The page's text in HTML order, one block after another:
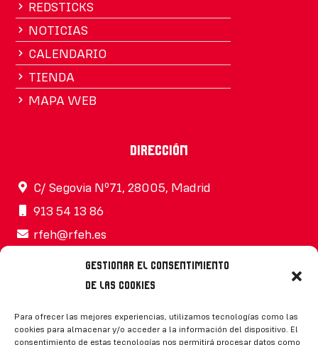
Gestionar el consentimiento
de las cookies
Para ofrecer las mejores experiencias, utilizamos tecnologías como las
cookies para almacenar y/o acceder a la información del dispositivo. El
consentimiento de estas tecnologías nos permitirá procesar datos como
REDSTICKS
NOTICIAS
CALENDARIO
TIENDA
MAPA WEB
Dirección
C/ Segovia Nº71, 28005, Madrid
913 54 13 86
rfeh@rfeh.es
Síguenos